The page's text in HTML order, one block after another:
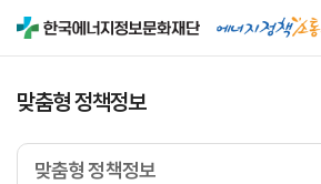
맞춤형 정책정보
맞춤형 정책정보